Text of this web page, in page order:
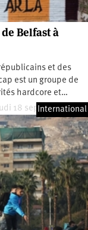
Belfast à
et des
est un groupe de
hardcore et…
18 septembre 2025
International